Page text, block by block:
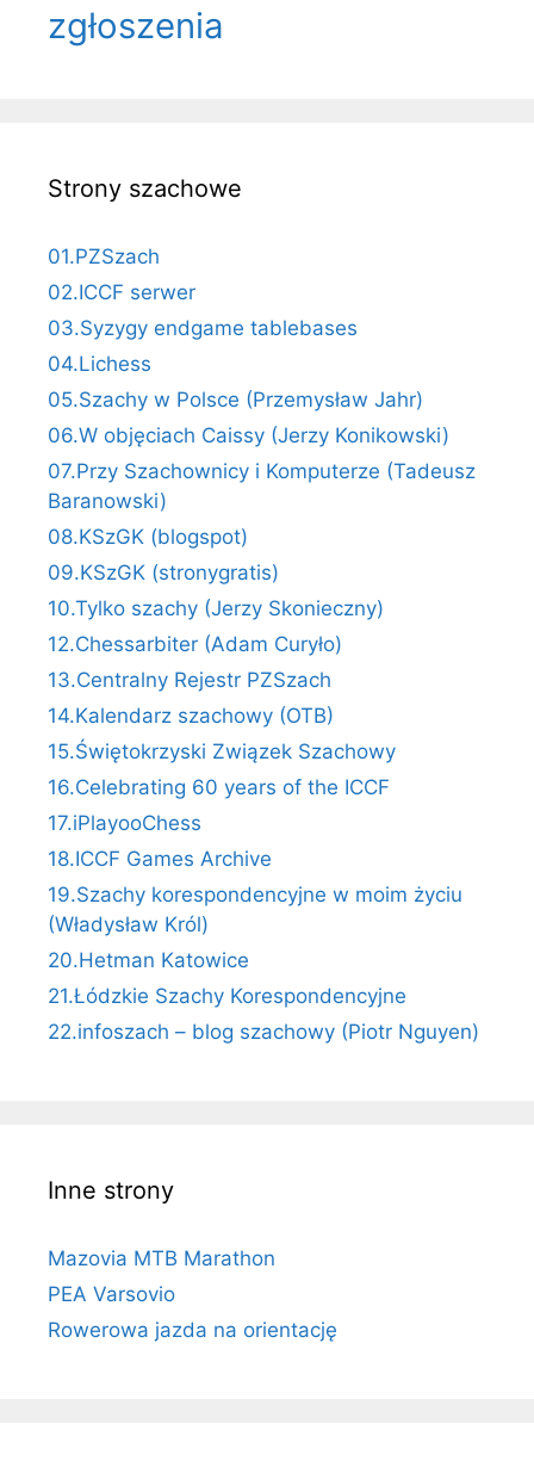
zgłoszenia
Strony szachowe
01.PZSzach
02.ICCF serwer
03.Syzygy endgame tablebases
04.Lichess
05.Szachy w Polsce (Przemysław Jahr)
06.W objęciach Caissy (Jerzy Konikowski)
07.Przy Szachownicy i Komputerze (Tadeusz
Baranowski)
08.KSzGK (blogspot)
09.KSzGK (stronygratis)
10.Tylko szachy (Jerzy Skonieczny)
12.Chessarbiter (Adam Curyło)
13.Centralny Rejestr PZSzach
14.Kalendarz szachowy (OTB)
15.Świętokrzyski Związek Szachowy
16.Celebrating 60 years of the ICCF
17.iPlayooChess
18.ICCF Games Archive
19.Szachy korespondencyjne w moim życiu
(Władysław Król)
20.Hetman Katowice
21.Łódzkie Szachy Korespondencyjne
22.infoszach – blog szachowy (Piotr Nguyen)
Inne strony
Mazovia MTB Marathon
PEA Varsovio
Rowerowa jazda na orientację